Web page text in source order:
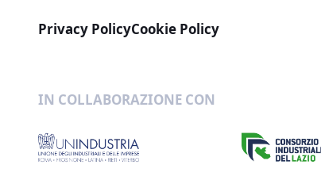
Privacy PolicyCookie Policy
IN COLLABORAZIONE CON